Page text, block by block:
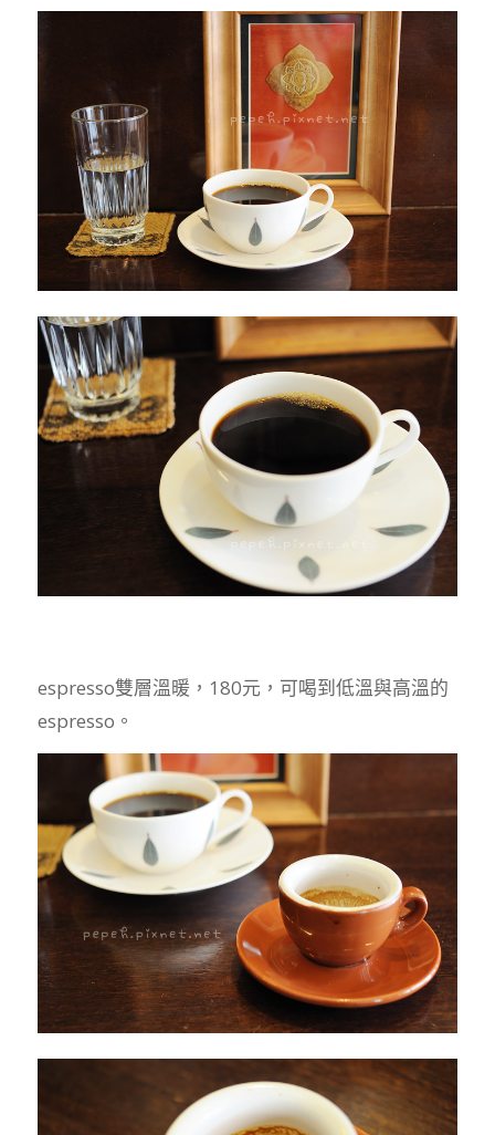
espresso雙層溫暖，180元，可喝到低溫與高溫的
espresso。